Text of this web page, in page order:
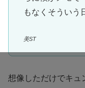
もなくそういう
美ST
想像しただけでキュ